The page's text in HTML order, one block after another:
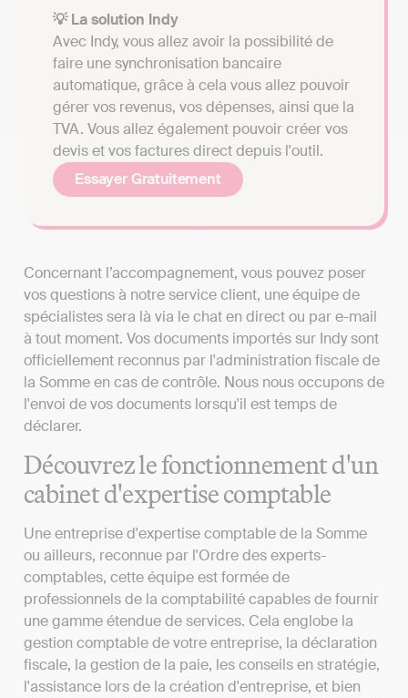
💡 La solution Indy
Avec Indy, vous allez avoir la possibilité de
faire une synchronisation bancaire
automatique, grâce à cela vous allez pouvoir
gérer vos revenus, vos dépenses, ainsi que la
TVA. Vous allez également pouvoir créer vos
devis et vos factures direct depuis l'outil.
Essayer Gratuitement
Concernant l’accompagnement, vous pouvez poser
vos questions à notre service client, une équipe de
spécialistes sera là via le chat en direct ou par e-mail
à tout moment. Vos documents importés sur Indy sont
officiellement reconnus par l'administration fiscale de
la Somme en cas de contrôle. Nous nous occupons de
l'envoi de vos documents lorsqu'il est temps de
déclarer.
Découvrez le fonctionnement d'un
cabinet d'expertise comptable
Une entreprise d'expertise comptable de la Somme
ou ailleurs, reconnue par l'Ordre des experts-
comptables, cette équipe est formée de
professionnels de la comptabilité capables de fournir
une gamme étendue de services. Cela englobe la
gestion comptable de votre entreprise, la déclaration
fiscale, la gestion de la paie, les conseils en stratégie,
l'assistance lors de la création d'entreprise, et bien